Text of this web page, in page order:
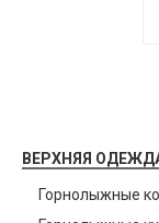
ВЕРХНЯЯ
Горнолыжные